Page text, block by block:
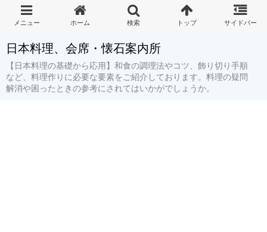
日本料理、会席・懐石案内所
【日本料理の基礎から応用】和食の調理法やコツ、飾り切り手順
など、料理作りに必要な要素をご紹介しております。料理の疑問
解消や困ったときの参考にされてはいかがでしょうか。